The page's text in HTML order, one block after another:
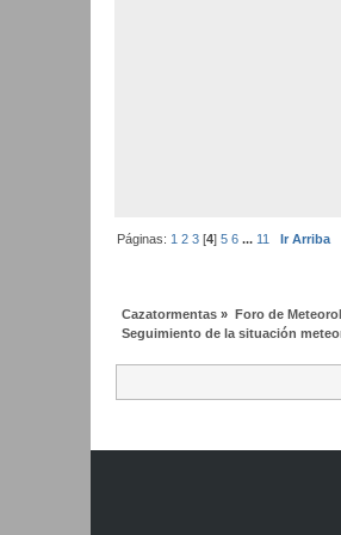
Páginas: 1 2 3 [4]5 6 ... 11 Ir Arriba
Cazatormentas » Foro de
Seguimiento de la situación